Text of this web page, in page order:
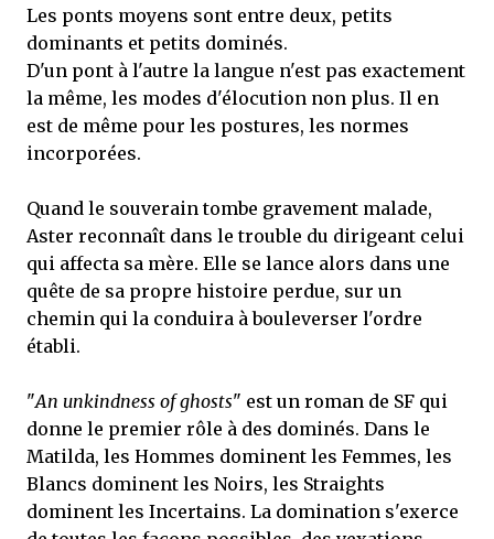
Les ponts moyens sont entre deux, petits
dominants et petits dominés.
D'un pont à l'autre la langue n'est pas exactement
la même, les modes d'élocution non plus. Il en
est de même pour les postures, les normes
incorporées.
Quand le souverain tombe gravement malade,
Aster reconnaît dans le trouble du dirigeant celui
qui affecta sa mère. Elle se lance alors dans une
quête de sa propre histoire perdue, sur un
chemin qui la conduira à bouleverser l'ordre
établi.
"An unkindness of ghosts" est un roman de SF qui
donne le premier rôle à des dominés. Dans le
Matilda, les Hommes dominent les Femmes, les
Blancs dominent les Noirs, les Straights
dominent les Incertains. La domination s'exerce